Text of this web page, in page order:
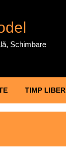
Schimbare
TIMP LIBER